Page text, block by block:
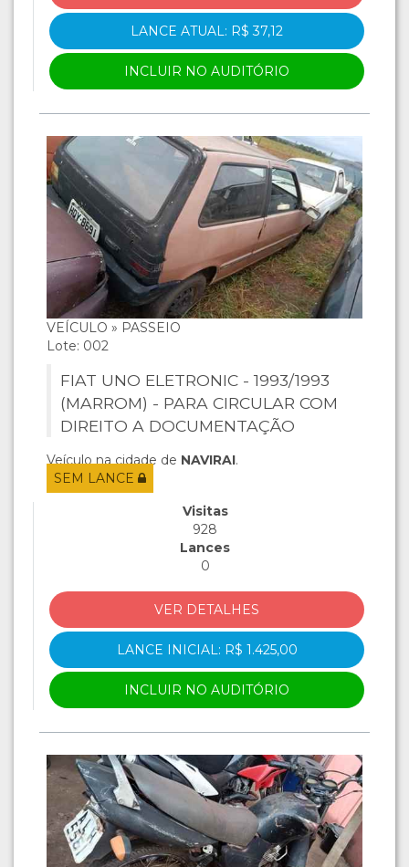
LANCE ATUAL: R$ 37,12
INCLUIR NO AUDITÓRIO
VEÍCULO » PASSEIO
Lote: 002
FIAT UNO ELETRONIC - 1993/1993
(MARROM) - PARA CIRCULAR COM
DIREITO A DOCUMENTAÇÃO
Veículo na cidade de NAVIRAI.
SEM LANCE
Visitas
928
Lances
0
VER DETALHES
LANCE INICIAL: R$ 1.425,00
INCLUIR NO AUDITÓRIO